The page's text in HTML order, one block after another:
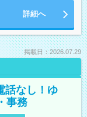
詳細へ
掲載日：2026.07.29
話なし！ゆ
事務